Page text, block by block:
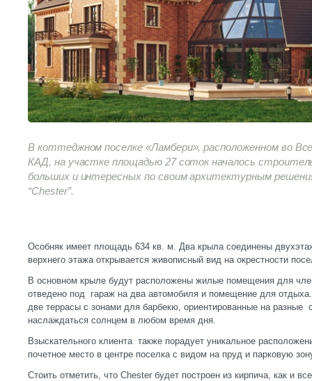
В коттеджном поселке «Ламбери», расположенном во
КАД, на участке площадью 27 соток началось
больших и интересных по своим архитектурным
“Chester”.
Особняк имеет площадь 634 кв. м. Два крыла соединены
верхнего этажа открывается живописный вид на окрестности
В основном крыле будут расположены жилые помещения для
отведено под гараж на два автомобиля и помещение для
две террасы с зонами для барбекю, ориентированные на разные
наслаждаться солнцем в любом время дня.
Взыскательного клиента также порадует уникальное
почетное место в центре поселка с видом на пруд и парковую
Стоить отметить, что Chester будет построен из кирпича, как и